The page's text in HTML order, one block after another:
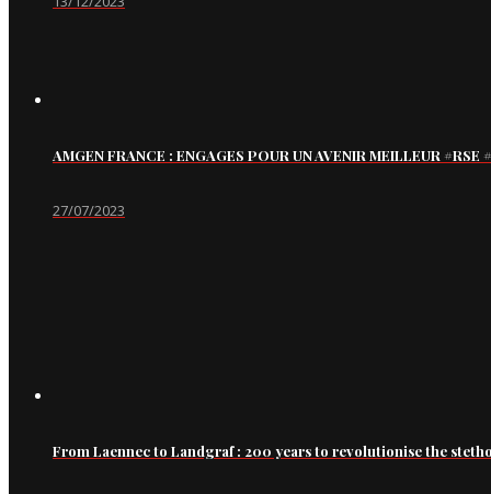
AMGEN FRANCE : ENGAGES POUR UN AVENIR MEILLEUR
27/07/2023
From Laennec to Landgraf : 200 years to revolutionise the